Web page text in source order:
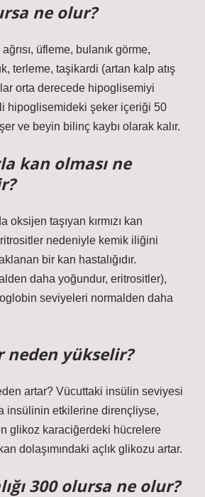
ne olur?
ağrısı, üfleme, bulanık görme,
terleme, taşikardi (artan kalp atış
orta derecede hipoglisemiyi
hipoglisemideki şeker içeriği 50
ve beyin bilinç kaybı olarak kalır.
kan olması ne
oksijen taşıyan kırmızı kan
nedeniyle kemik iliğini
bir kan hastalığıdır.
daha yoğundur, eritrositler),
seviyeleri normalden daha
neden yükselir?
artar? Vücuttaki insülin seviyesi
insülinin etkilerine dirençliyse,
glikoz karaciğerdeki hücrelere
dolaşımındaki açlık glikozu artar.
300 olursa ne olur?